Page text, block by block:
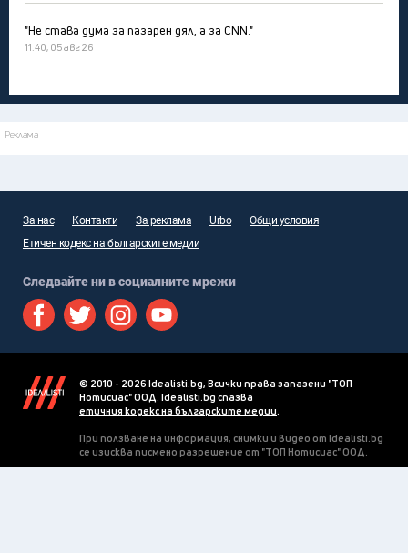
"Не става дума за пазарен дял, а за CNN."
11:40, 05 авг 26
Реклама
За нас Контакти За реклама Urbo
Общи условия
Етичен кодекс на българските медии
Следвайте ни в социалните мрежи
© 2010 - 2026 Idealisti.bg, Всички права запазени "ТОП
Нотисиас" ООД. Idealisti.bg спазва
етичния кодекс на българските медии.
При ползване на информация, снимки и видео от Idealisti.bg
се изисква писмено разрешение от "ТОП Нотисиас" ООД.